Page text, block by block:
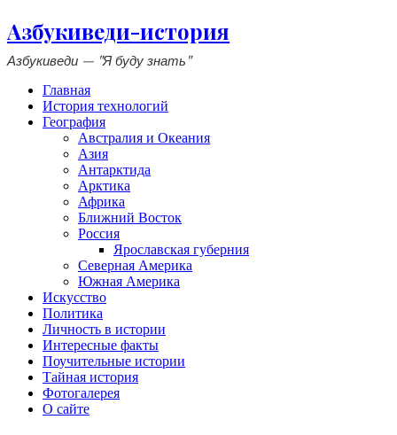
Азбукиведи-история
Азбукиведи — "Я буду знать"
Главная
История технологий
География
Австралия и Океания
Азия
Антарктида
Арктика
Африка
Ближний Восток
Россия
Ярославская губерния
Северная Америка
Южная Америка
Искусство
Политика
Личность в истории
Интересные факты
Поучительные истории
Тайная история
Фотогалерея
О сайте